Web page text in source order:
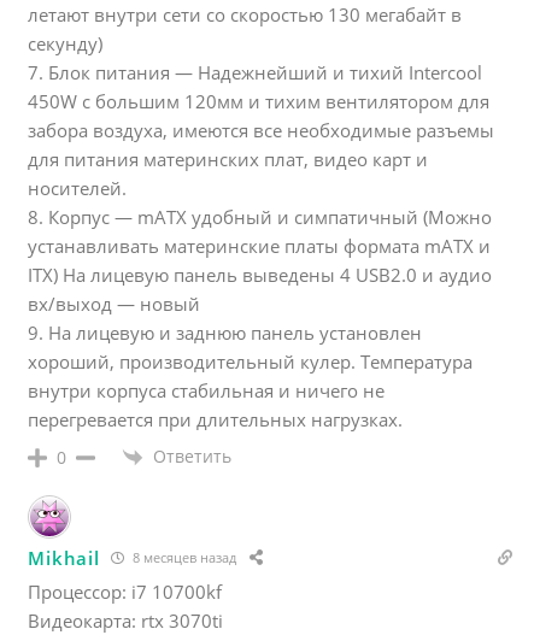
летают внутри сети со скоростью 130 мегабайт в
секунду)
7. Блок питания — Надежнейший и тихий Intercool
450W с большим 120мм и тихим вентилятором для
забора воздуха, имеются все необходимые разъемы
для питания материнских плат, видео карт и
носителей.
8. Корпус — mATX удобный и симпатичный (Можно
устанавливать материнские платы формата mATX и
ITX) На лицевую панель выведены 4 USB2.0 и аудио
вх/выход — новый
9. На лицевую и заднюю панель установлен
хороший, производительный кулер. Температура
внутри корпуса стабильная и ничего не
перегревается при длительных нагрузках.
0 Ответить
Mikhail 8 месяцев назад
Процессор: i7 10700kf
Видеокарта: rtx 3070ti